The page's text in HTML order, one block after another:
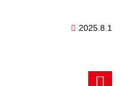
2025.8.1